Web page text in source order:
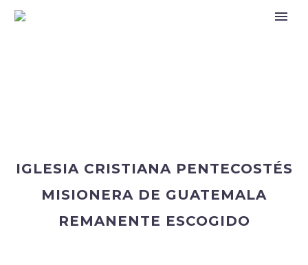
IGLESIA CRISTIANA PENTECOSTÉS
MISIONERA DE GUATEMALA
REMANENTE ESCOGIDO